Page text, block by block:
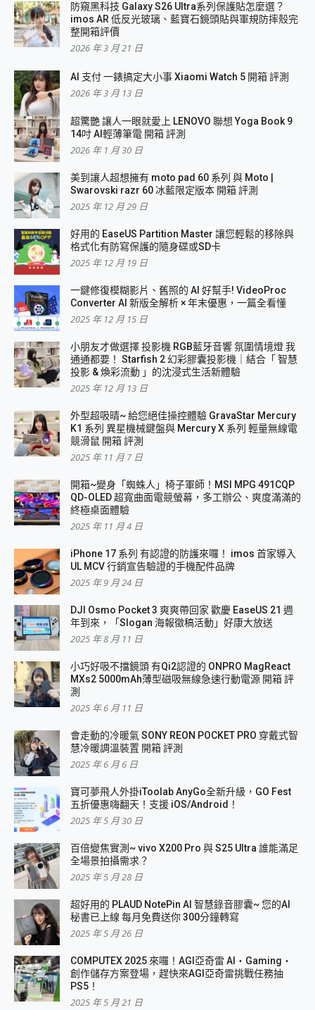
防窺黑科技 Galaxy S26 Ultra系列保護貼怎麼選？
imos AR 低反光玻璃、藍寶石鏡頭貼與軍規防摔殼完
整開箱評價
2026 年 3 月 21 日
AI 支付 一錶搞定大小事 Xiaomi Watch 5 開箱 評測
2026 年 3 月 13 日
超驚艷 讓人一眼就愛上 LENOVO 聯想 Yoga Book 9
14吋 AI輕薄筆電 開箱 評測
2026 年 1 月 30 日
美到讓人超想擁有 moto pad 60 系列 與 Moto |
Swarovski razr 60 冰藍限定版本 開箱 評測
2025 年 12 月 29 日
好用的 EaseUS Partition Master 讓您輕鬆的移除與
格式化有防寫保護的隨身碟或SD卡
2025 年 12 月 19 日
一鍵修復模糊影片、舊照的 AI 好幫手! VideoProc
Converter AI 新版全解析 × 年末優惠，一篇全看懂
2025 年 12 月 15 日
小朋友才做選擇 投影機 RGB藍牙音響 氛圍情境燈 我
通通都要！ Starfish 2 幻彩膠囊投影機｜結合「 智慧
投影 & 煥彩流動 」的沈浸式生活新體驗
2025 年 12 月 13 日
外型超吸晴~ 給您絕佳操控體驗 GravaStar Mercury
K1 系列 異星機械鍵盤與 Mercury X 系列 輕量無線電
競滑鼠 開箱 評測
2025 年 11 月 7 日
開箱~變身「蜘蛛人」椅子軍師！MSI MPG 491CQP
QD-OLED 超寬曲面電競螢幕，多工辦公、爽度滿滿的
終極桌面體驗
2025 年 11 月 4 日
iPhone 17 系列 有認證的防護來囉！ imos 首家導入
UL MCV 行銷宣告驗證的手機配件品牌
2025 年 9 月 24 日
DJI Osmo Pocket 3 爽爽帶回家 歡慶 EaseUS 21 週
年到來，「Slogan 海報徵稿活動」好康大放送
2025 年 8 月 11 日
小巧好吸不擋鏡頭 有Qi2認證的 ONPRO MagReact
MXs2 5000mAh薄型磁吸無線急速行動電源 開箱 評
測
2025 年 6 月 11 日
會走動的冷暖氣 SONY REON POCKET PRO 穿戴式智
慧冷暖調溫裝置 開箱 評測
2025 年 6 月 6 日
寶可夢飛人外掛iToolab AnyGo全新升級，GO Fest
五折優惠嗨翻天！支援 iOS/Android！
2025 年 5 月 30 日
百倍變焦實測~ vivo X200 Pro 與 S25 Ultra 誰能滿足
全場景拍攝需求？
2025 年 5 月 28 日
超好用的 PLAUD NotePin AI 智慧錄音膠囊~ 您的AI
秘書已上線 每月免費送你 300分鐘轉寫
2025 年 5 月 26 日
COMPUTEX 2025 來囉！AGI亞奇雷 AI・Gaming・
創作儲存方案登場，趕快來AGI亞奇雷挑戰任務抽
PS5！
2025 年 5 月 21 日